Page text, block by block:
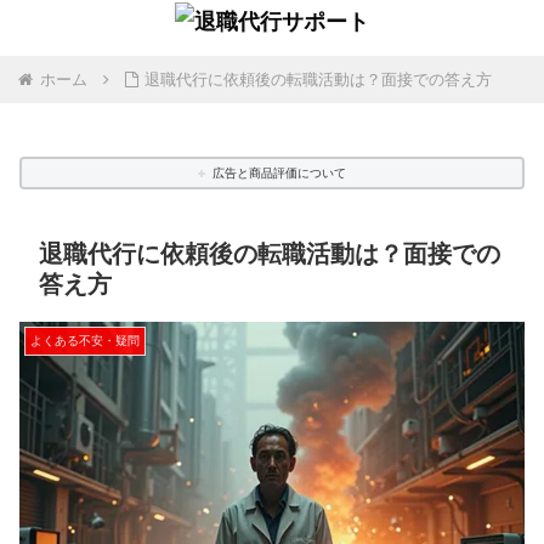
ホーム 退職代行に依頼後の転職活動は？面接での答え方
広告と商品評価について
退職代行に依頼後の転職活動は？面接での
答え方
よくある不安・疑問